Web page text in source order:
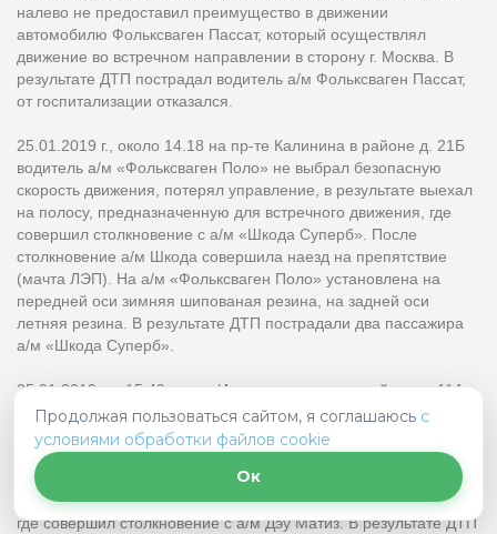
налево не предоставил преимущество в движении
автомобилю Фольксваген Пассат, который осуществлял
движение во встречном направлении в сторону г. Москва. В
результате ДТП пострадал водитель а/м Фольксваген Пассат,
от госпитализации отказался.
25.01.2019 г., около 14.18 на пр-те Калинина в районе д. 21Б
водитель а/м «Фольксваген Поло» не выбрал безопасную
скорость движения, потерял управление, в результате выехал
на полосу, предназначенную для встречного движения, где
совершил столкновение с а/м «Шкода Суперб». После
столкновение а/м Шкода совершила наезд на препятствие
(мачта ЛЭП). На а/м «Фольксваген Поло» установлена на
передней оси зимняя шипованая резина, на задней оси
летняя резина. В результате ДТП пострадали два пассажира
а/м «Шкода Суперб».
25.01.2019 г. в 15.49 на ул. Ильинское шоссе в районе д. 11А г.
Кимры Тверской области водитель, управляя а/м Форд Фокус,
при выполнении маневра обгона движущегося в попутном
направлении т/с, не убедился, что полоса движения, на
которую он собирается выехать, свободна на достаточном для
обгона расстоянии, выехал на полосу встречного движения,
где совершил столкновение с а/м Дэу Матиз. В результате ДТП
Продолжая пользоваться сайтом, я соглашаюсь с
условиями обработки файлов cookie
Ок